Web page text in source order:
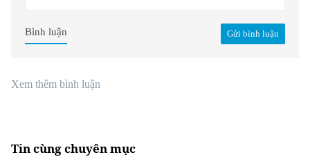
Gửi bình luận
Bình luận
Xem thêm bình luận
Tin cùng chuyên mục